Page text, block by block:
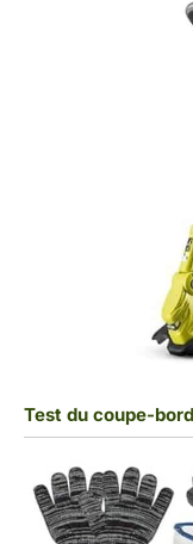
Test du coupe-